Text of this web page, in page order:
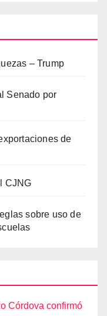
– Trump
Senado por
de
CJNG
sobre uso de
Córdova confirmó